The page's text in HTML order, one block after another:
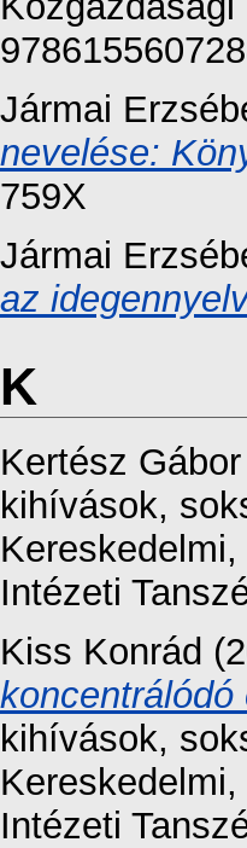
Jármai
nevelése:
759X
Jármai
az
K
Kertész Gábor
kihívások,
Intézeti
Kiss Konrád
kihívások,
Intézeti